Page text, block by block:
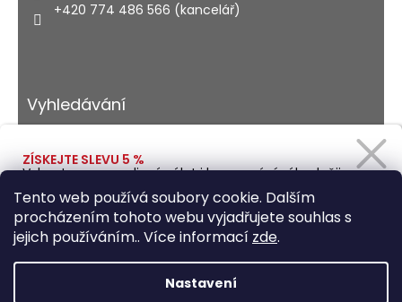
Tento web používá soubory cookie. Dalším
procházením tohoto webu vyjadřujete souhlas s
jejich používáním.. Více informací zde.
Nastavení
+420 774 486 566 (kancelář)
Vyhledávání
HLEDAT
ZÍSKEJTE SLEVU 5 %
Vybavte se na rodinný výlet i kempování výhodněji.
Zadejte svůj e-mail a obratem Vám pošleme
slevový kód.